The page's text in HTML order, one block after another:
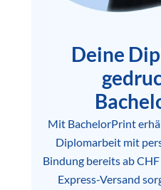
Deine
Mit BachelorPrint
Diplomarbeit mit
Bindung bereits ab
Express-Versand